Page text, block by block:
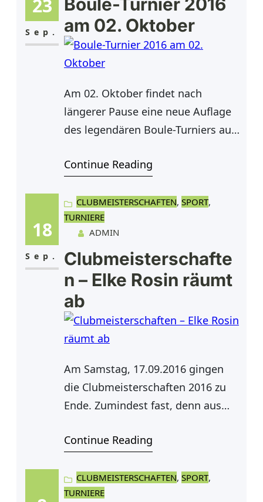
entscheidenden Bälle des
Sommers nochmal diskutiert und
der Fahrplan für die neue Saison
23
Sep.
am 02. Oktober
Am 02. Oktober findet nach
längerer Pause eine neue Auflage
des legendären Boule-Turniers auf
11.00 Uhr soll es losgehen und bei
kulinarischen Bedürfnisse bedient
und gestillt werden. Die
Teilnahmegebühr beträgt 5€ pro
Person. Anmeldungen bitte bei
Raffa im Clubhaus oder unter
02843 732398 bzw. 0172
Continue Reading
18
Sep.
CLUBMEISTERSCHAFTEN, SPORT
TURNIERE
ADMIN
Clubmeisterschafte
n – Elke Rosin räumt
ab
Am Samstag, 17.09.2016 gingen
die Clubmeisterschaften 2016 zu
Ende. Zumindest fast, denn aus
Endspiele im Herren 40-Einzel und
werden. Ausgespielt wurden in
diesem Jahr drei Einzel-
Continue Reading
CLUBMEISTERSCHAFTEN, SPORT
TURNIERE